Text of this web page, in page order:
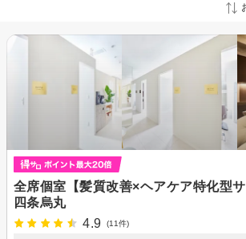
全席個室【髪質改善×ヘアケア特化型
四条烏丸
4.9
(11件)